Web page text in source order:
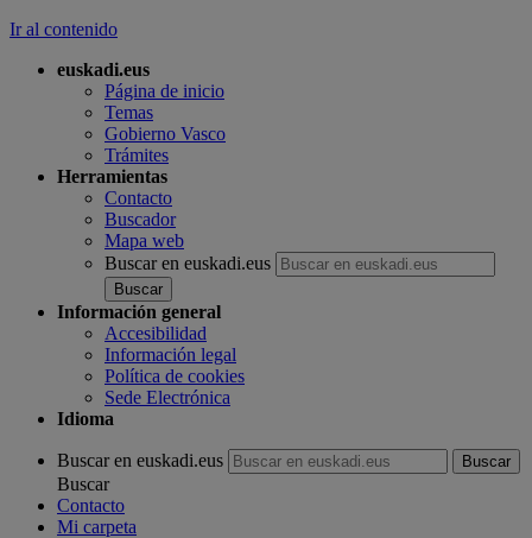
Ir al contenido
euskadi.eus
Página de inicio
Temas
Gobierno Vasco
Trámites
Herramientas
Contacto
Buscador
Mapa web
Buscar en euskadi.eus
Información general
Accesibilidad
Información legal
Política de cookies
Sede Electrónica
Idioma
Buscar en euskadi.eus
Buscar
Contacto
Mi carpeta